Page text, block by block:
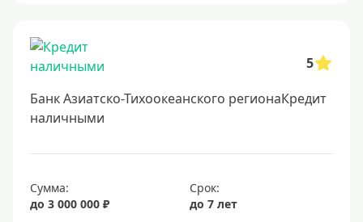
Заявка во все банки
Способы выдачи
Не выходя из дома
Онлайн на карту
5
Банк Азиатско-Тихоокеанского регионаКредит
наличными
Сумма:
до 3 000 000 ₽
Срок:
до 7 лет